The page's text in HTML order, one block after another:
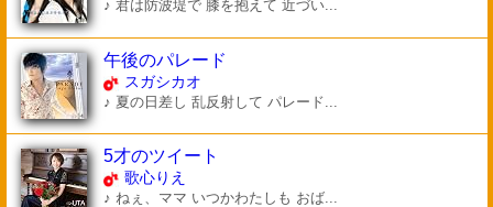
♪ 君は防波堤で 膝を抱えて 近づい...
午後のパレード
スガシカオ
♪ 夏の日差し 乱反射して パレード...
5才のツイート
歌心りえ
♪ ねぇ、ママ いつかわたしも おば...